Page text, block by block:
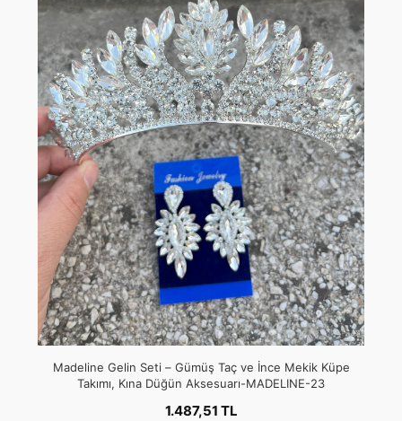
Madeline Gelin Seti – Gümüş Taç ve İnce Mekik Küpe
Takımı, Kına Düğün Aksesuarı-MADELINE-23
1.487,51 TL